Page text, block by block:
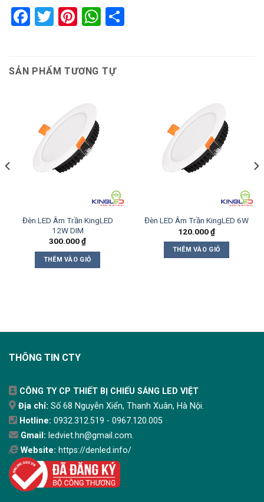
Facebook
Twitter
Pinterest
WhatsApp
SẢN PHẨM TƯƠNG TỰ
Đèn LED Âm Trần KingLED
12W DIM
300.000₫
THÊM VÀO GIỎ
Đèn LED Âm Trần KingLED 6W
120.000₫
THÊM VÀO GIỎ
THÔNG TIN CTY
CÔNG TY CP THIẾT BỊ CHIẾU SÁNG LED VIỆT
Địa chỉ: Số 68 Nguyễn Xiển, Thanh Xuân, Hà Nội.
Hotline: 0932.312.519 - 0967.120.005
Gmail: ledviet.hn@gmail.com.
Website: https://denled.info/